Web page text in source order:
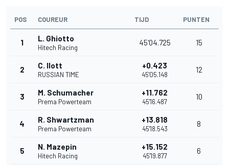
POS COUREUR TIJD PUNTEN
1 L. Ghiotto
Hitech Racing
45'04.725 15
2 C. Ilott
RUSSIAN TIME
+0.423
45'05.148
12
3 M. Schumacher
Prema Powerteam
+11.762
45'16.487
10
4 R. Shwartzman
Prema Powerteam
+13.818
45'18.543
8
5 N. Mazepin
Hitech Racing
+15.152
45'19.877
6